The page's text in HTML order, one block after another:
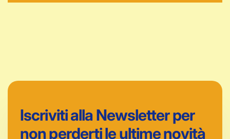
Iscriviti alla Newsletter per
non perderti le ultime novità